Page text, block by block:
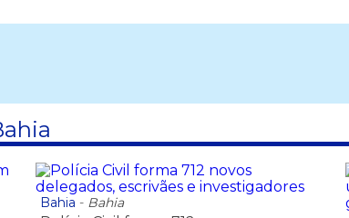
Bahia - Bahia